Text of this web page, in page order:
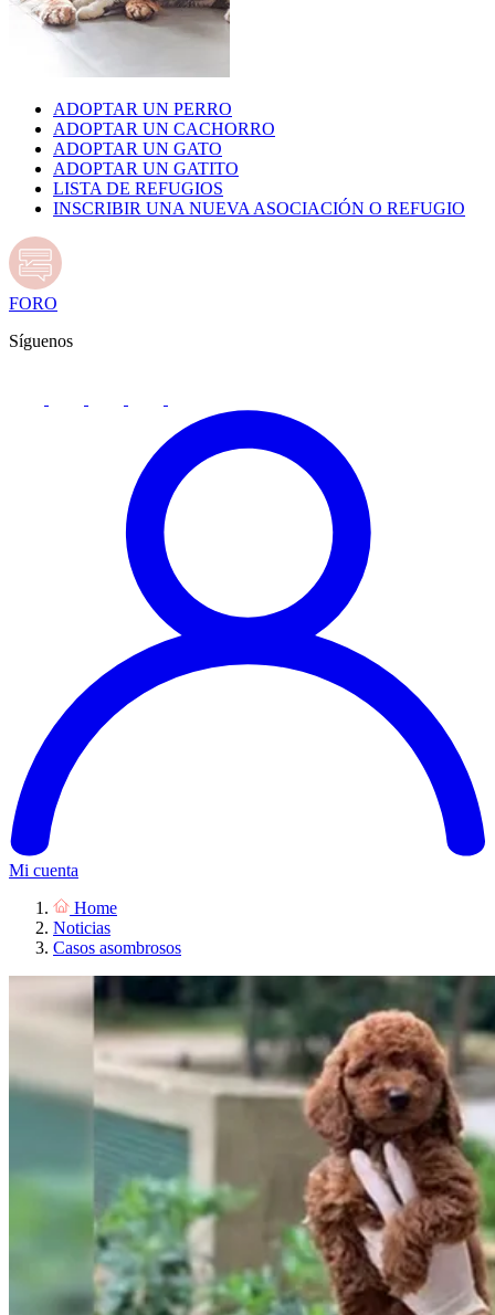
ADOPTAR UN PERRO
ADOPTAR UN CACHORRO
ADOPTAR UN GATO
ADOPTAR UN GATITO
LISTA DE REFUGIOS
INSCRIBIR UNA NUEVA ASOCIACIÓN O REFUGIO
FORO
Síguenos
Mi cuenta
Home
Noticias
Casos asombrosos